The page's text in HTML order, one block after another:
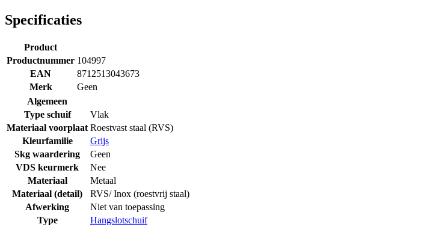
Specificaties
Product
Productnummer 104997
EAN
8712513043673
Merk
Geen
Algemeen
Type schuif
Vlak
Materiaal voorplaat Roestvast staal (RVS)
Kleurfamilie
Grijs
Skg waardering
Geen
VDS keurmerk
Nee
Materiaal
Metaal
Materiaal (detail)
RVS/ Inox (roestvrij staal)
Afwerking
Niet van toepassing
Type
Hangslotschuif